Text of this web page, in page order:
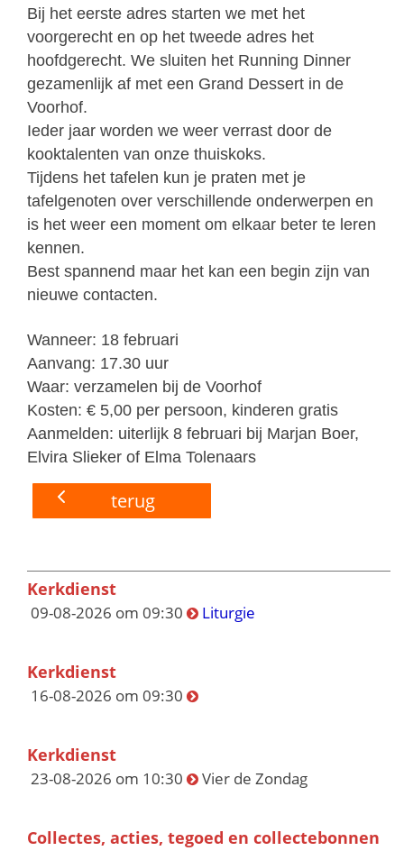
Bij het eerste adres starten we met het
voorgerecht en op het tweede adres het
hoofdgerecht. We sluiten het Running Dinner
gezamenlijk af met een Grand Dessert in de
Voorhof.
Ieder jaar worden we weer verrast door de
kooktalenten van onze thuiskoks.
Tijdens het tafelen kun je praten met je
tafelgenoten over verschillende onderwerpen en
is het weer een moment om elkaar beter te leren
kennen.
Best spannend maar het kan een begin zijn van
nieuwe contacten.
Wanneer: 18 februari
Aanvang: 17.30 uur
Waar: verzamelen bij de Voorhof
Kosten: € 5,00 per persoon, kinderen gratis
Aanmelden: uiterlijk 8 februari bij Marjan Boer,
Elvira Slieker of Elma Tolenaars
terug
Kerkdienst
09-08-2026 om 09:30 Liturgie
Kerkdienst
16-08-2026 om 09:30
Kerkdienst
23-08-2026 om 10:30 Vier de Zondag
Collectes, acties, tegoed en collectebonnen